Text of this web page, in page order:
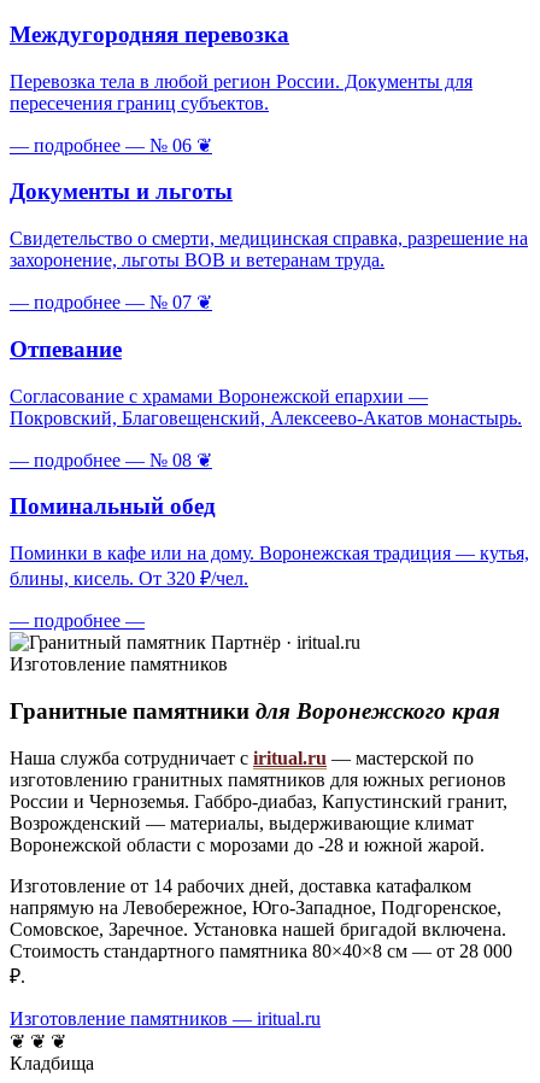
Междугородняя перевозка
Перевозка тела в любой регион России. Документы для
пересечения границ субъектов.
— подробнее — № 06 ❦
Документы и льготы
Свидетельство о смерти, медицинская справка, разрешение на
захоронение, льготы ВОВ и ветеранам труда.
— подробнее — № 07 ❦
Отпевание
Согласование с храмами Воронежской епархии —
Покровский, Благовещенский, Алексеево-Акатов монастырь.
— подробнее — № 08 ❦
Поминальный обед
Поминки в кафе или на дому. Воронежская традиция — кутья,
блины, кисель. От 320 ₽/чел.
— подробнее —
Партнёр · iritual.ru
Изготовление памятников
Гранитные памятники для Воронежского края
Наша служба сотрудничает с iritual.ru — мастерской по
изготовлению гранитных памятников для южных регионов
России и Черноземья. Габбро-диабаз, Капустинский гранит,
Возрожденский — материалы, выдерживающие климат
Воронежской области с морозами до -28 и южной жарой.
Изготовление от 14 рабочих дней, доставка катафалком
напрямую на Левобережное, Юго-Западное, Подгоренское,
Сомовское, Заречное. Установка нашей бригадой включена.
Стоимость стандартного памятника 80×40×8 см — от 28 000
₽.
Изготовление памятников — iritual.ru
❦ ❦ ❦
Кладбища